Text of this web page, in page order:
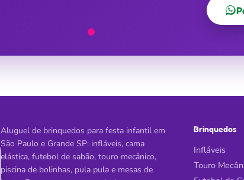
Aluguel de brinquedos para festa infantil em
São Paulo e Grande SP: infláveis, cama
elástica, futebol de sabão, touro mecânico,
piscina de bolinhas, pula pula e mesas de
Brinquedos
Infláveis
Touro